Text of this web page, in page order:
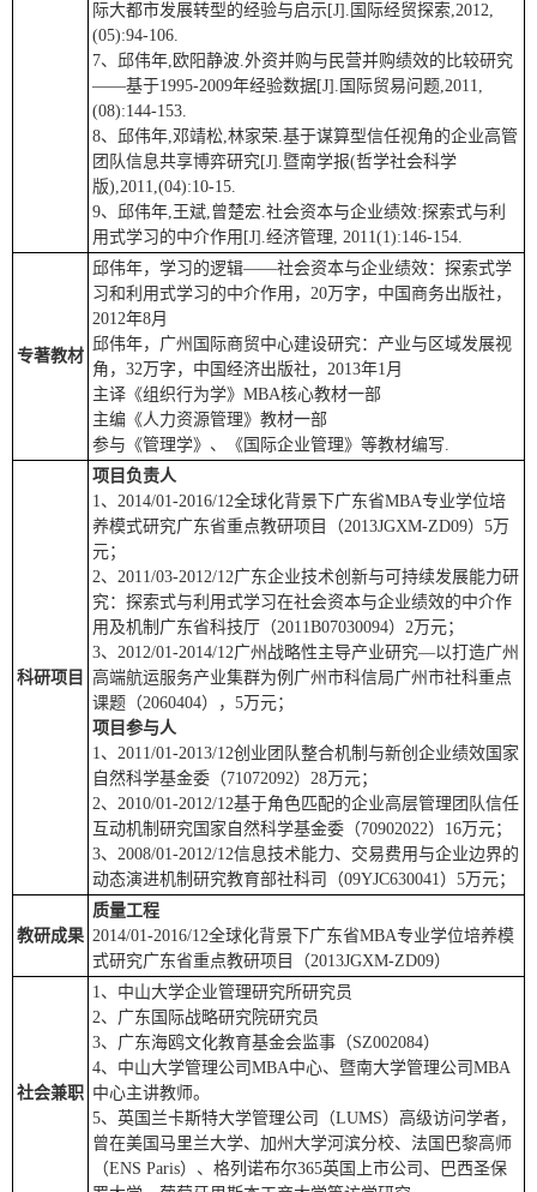
际大都市发展转型的经验与启示[J].国际经贸探索,2012,
(05):94-106.
7、邱伟年,欧阳静波.外资并购与民营并购绩效的比较研究
——基于1995-2009年经验数据[J].国际贸易问题,2011,
(08):144-153.
8、邱伟年,邓靖松,林家荣.基于谋算型信任视角的企业高管
团队信息共享博弈研究[J].暨南学报(哲学社会科学
版),2011,(04):10-15.
9、邱伟年,王斌,曾楚宏.社会资本与企业绩效:探索式与利
用式学习的中介作用[J].经济管理, 2011(1):146-154.
专著教材
邱伟年，学习的逻辑——社会资本与企业绩效：探索式学
习和利用式学习的中介作用，20万字，中国商务出版社，
2012年8月
邱伟年，广州国际商贸中心建设研究：产业与区域发展视
角，32万字，中国经济出版社，2013年1月
主译《组织行为学》MBA核心教材一部
主编《人力资源管理》教材一部
参与《管理学》、《国际企业管理》等教材编写.
科研项目
项目负责人
1、2014/01-2016/12全球化背景下广东省MBA专业学位培
养模式研究广东省重点教研项目（2013JGXM-ZD09）5万
元；
2、2011/03-2012/12广东企业技术创新与可持续发展能力研
究：探索式与利用式学习在社会资本与企业绩效的中介作
用及机制广东省科技厅（2011B07030094）2万元；
3、2012/01-2014/12广州战略性主导产业研究—以打造广州
高端航运服务产业集群为例广州市科信局广州市社科重点
课题（2060404），5万元；
项目参与人
1、2011/01-2013/12创业团队整合机制与新创企业绩效国家
自然科学基金委（71072092）28万元；
2、2010/01-2012/12基于角色匹配的企业高层管理团队信任
互动机制研究国家自然科学基金委（70902022）16万元；
3、2008/01-2012/12信息技术能力、交易费用与企业边界的
动态演进机制研究教育部社科司（09YJC630041）5万元；
教研成果
质量工程
2014/01-2016/12全球化背景下广东省MBA专业学位培养模
式研究广东省重点教研项目（2013JGXM-ZD09）
社会兼职
1、中山大学企业管理研究所研究员
2、广东国际战略研究院研究员
3、广东海鸥文化教育基金会监事（SZ002084）
4、中山大学管理公司MBA中心、暨南大学管理公司MBA
中心主讲教师。
5、英国兰卡斯特大学管理公司（LUMS）高级访问学者，
曾在美国马里兰大学、加州大学河滨分校、法国巴黎高师
（ENS Paris）、格列诺布尔365英国上市公司、巴西圣保